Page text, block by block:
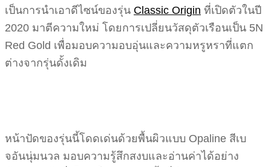
เป็นการนำเอาดีไซน์ของรุ่น Classic Origin ที่เปิดตัวในปี
2020 มาตีความใหม่ โดยการเปลี่ยนวัสดุตัวเรือนเป็น 5N
Red Gold เพื่อมอบความอบอุ่นและความหรูหราที่แตก
ต่างจากรุ่นดั้งเดิม
หน้าปัดของรุ่นนี้โดดเด่นด้วยพื้นผิวแบบ Opaline สีเบ
จอันนุ่มนวล มอบความรู้สึกสงบและอ่านค่าได้อย่าง